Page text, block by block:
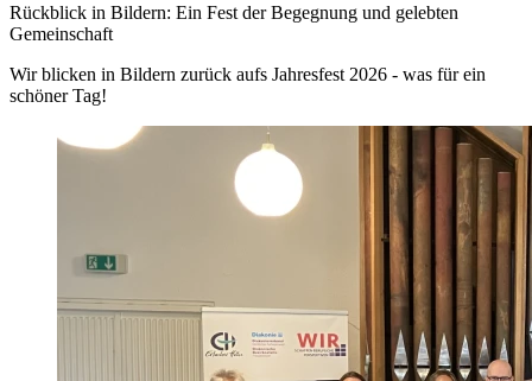
Rückblick in Bildern: Ein Fest der Begegnung und gelebten
Gemeinschaft
Wir blicken in Bildern zurück aufs Jahresfest 2026 - was für ein
schöner Tag!